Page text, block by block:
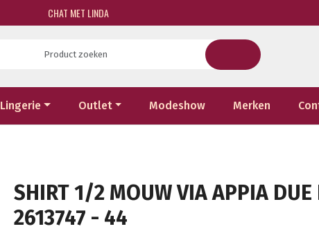
CHAT MET LINDA
Lingerie Outlet Modeshow Merken
SHIRT 1/2 MOUW VIA APPIA DUE
2613747 - 44